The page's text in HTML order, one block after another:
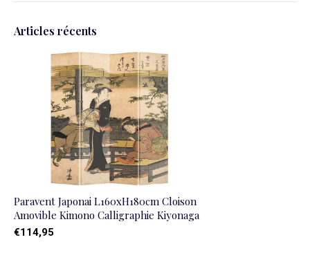
Articles récents
Paravent Japonai L160xH180cm Cloison
Amovible Kimono Calligraphie Kiyonaga
€114,95